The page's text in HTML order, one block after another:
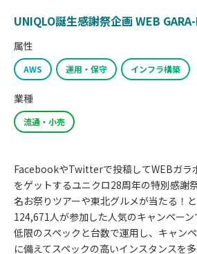
UNIQLO誕生感謝祭企画 WEB
属性
AWS 運用・保守 インフラ構築
業種
流通・小売
FacebookやTwitterで投稿してWEBガラ
をゲットするユニクロ28周年の特別感謝
名お祭りツアーや東北グルメが当たる！
124,671人が参加した人気のキャンペー
低限のスペックと台数で運用し、キャン
に備えてスペックの高いインスタンスを